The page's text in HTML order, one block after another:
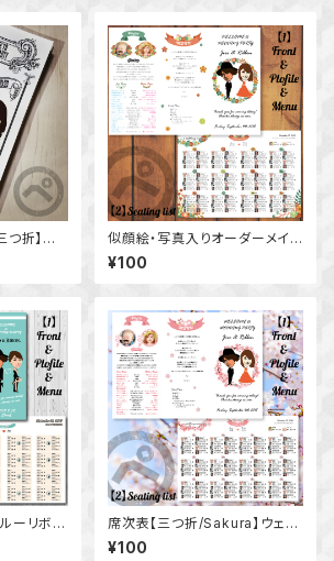
つ折】◆
トロ アン
り オリ
フィール
似顔絵・写真入りオーダーメイド
席次表【三つ折り/ボタニカル】ウ
ェディング 結婚式 リゾート 花★
送料無料
¥100
ーリボ
グ 結婚
オーダ
席次表【三つ折/Sakura】ウェデ
ィング 結婚式 桜 さくら 春 似顔
絵 写真入り オーダーメイド 春
¥100